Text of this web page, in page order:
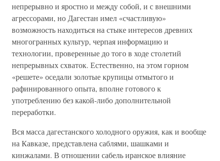
непрерывно и яростно и между собой, и с внешними
агрессорами, но Дагестан имел «счастливую»
возможность находиться на стыке интересов древних
многогранных культур, черпая информацию и
технологии, проверенные до того в ходе столетий
непрерывных схваток. Естественно, на этом горном
«решете» оседали золотые крупицы отмытого и
рафинированного опыта, вполне готового к
употреблению без какой-либо дополнительной
переработки.
Вся масса дагестанского холодного оружия, как и вообще
на Кавказе, представлена саблями, шашками и
кинжалами. В отношении сабель иранское влияние